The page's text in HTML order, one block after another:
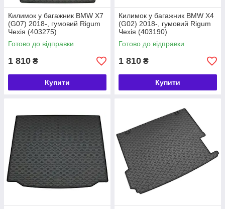
Килимок у багажник BMW X7
(G07) 2018-, гумовий Rigum
Чехія (403275)
Готово до відправки
1 810 ₴
Купити
Килимок у багажник BMW X4
(G02) 2018-, гумовий Rigum
Чехія (403190)
Готово до відправки
1 810 ₴
Купити